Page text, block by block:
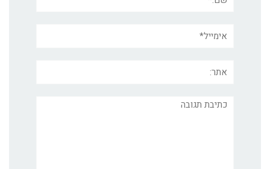
תגובה